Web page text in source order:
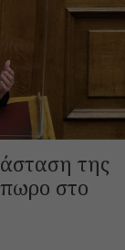
της
στο